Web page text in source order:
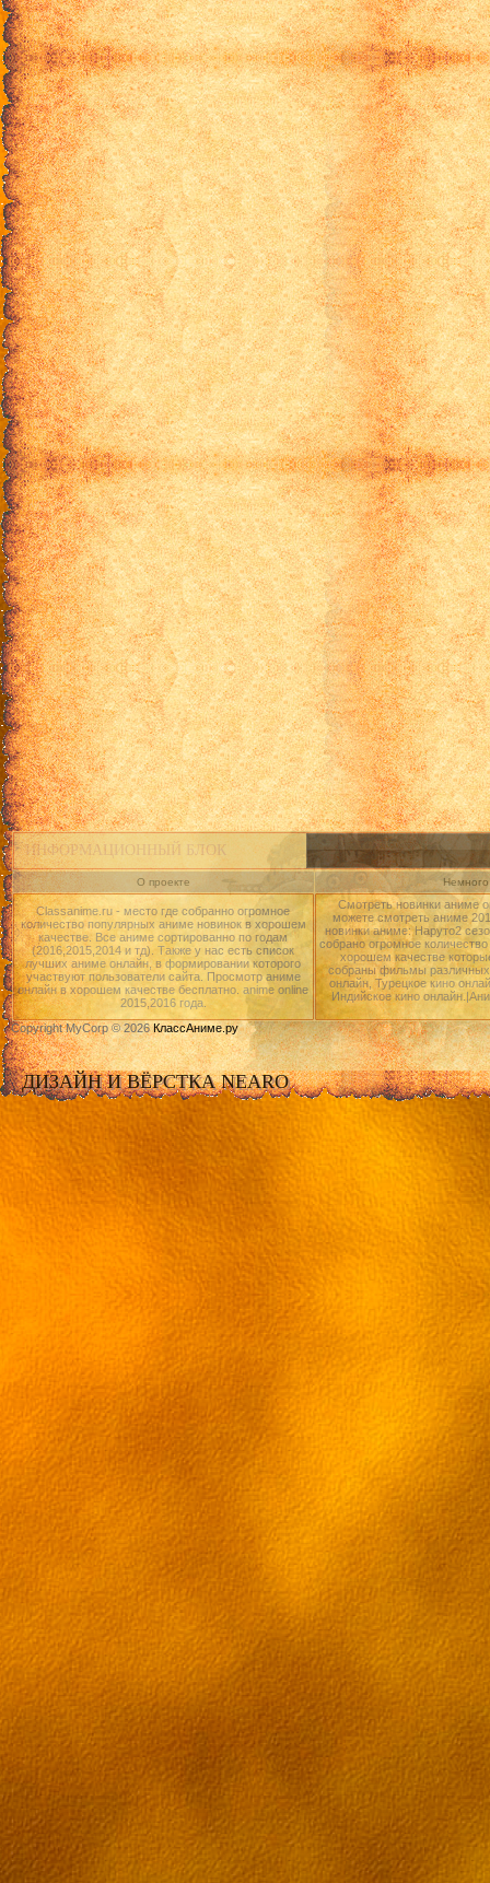
ИНФОРМАЦИОННЫЙ БЛОК
О проекте
Classanime.ru - место где собранно огромное
количество популярных аниме новинок в хорошем
качестве. Все аниме сортированно по годам
(2016,2015,2014 и тд). Также у нас есть список
лучших аниме онлайн, в формировании которого
участвуют пользователи сайта. Просмотр аниме
онлайн в хорошем качестве бесплатно. anime online
2015,2016 года.
Смотреть новинки аниме
можете смотреть аниме
новинки аниме: Наруто2
собрано огромное
хорошем качестве
собраны фильмы различных
онлайн, Турецкое кино
Индийское кино
Copyright MyCorp © 2026КлассАниме.ру
ДИЗАЙН И ВЁРСТКА NEARO